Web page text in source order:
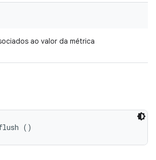
ao valor da métrica
()